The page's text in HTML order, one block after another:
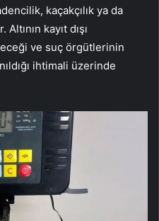
kaçakçılık ya da
Altının kayıt dışı
ve suç örgütlerinin
ihtimali üzerinde